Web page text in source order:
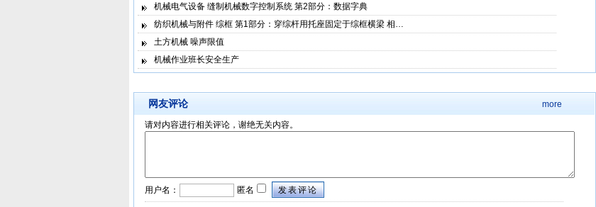
机械电气设备 缝制机械数字控制系统 第2部分：数据字典
纺织机械与附件 综框 第1部分：穿综杆用托座固定于综框横梁 相…
土方机械 噪声限值
机械作业班长安全生产
网友评论 more
请对内容进行相关评论，谢绝无关内容。
用户名： 匿名 发表评论